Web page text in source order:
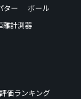
ター
ボール
離計測器
価ランキング